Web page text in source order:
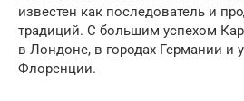
известен как последователь и
традиций. С большим успехом
в Лондоне, в городах Германии и
Флоренции.